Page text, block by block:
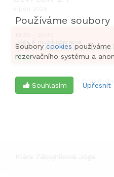
19:30 - 20:45
Jóga & muzikoterapie
DDM Sluníčko, Otrokovice-
volno
Zobrazit
Používáme soubory
Souborycookiespoužíváme
rezervačního systému a
Souhlasím Upřesnit